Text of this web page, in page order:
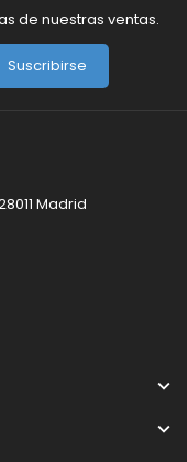
de nuestras ventas.
Suscribirse
Madrid